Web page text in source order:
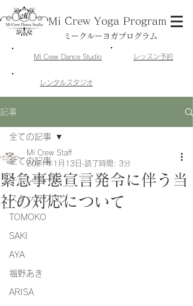
Mi Crew Yoga Program
ミークルーヨガプログラム
​Mi Crew Dance Studio ​レッスン予約
​レンタルスタジオ
記事
全ての記事
キャンペーン
スタッフブログ
TOMOKO
SAKI
AYA
福野あき
ARISA
全ての記事
緊急事態宣言発令に伴う当
社の対応について
Mi Crew Staff
2021年1月13日 読了時間: 3分